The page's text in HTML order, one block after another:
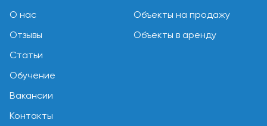
О нас
Отзывы
Статьи
Обучение
Вакансии
Контакты
Объекты на продажу
Объекты в аренду